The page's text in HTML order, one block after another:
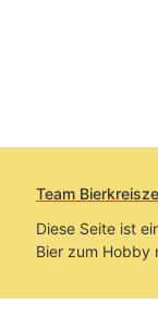
Team
Diese Seite ist
Bier zum Hobby